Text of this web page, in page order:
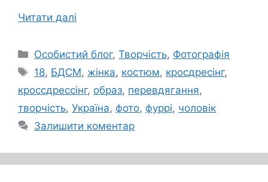
Читати далі
Категорії
Особистий блог,Творчість, Фотографія
Позначки
18, БДСМ, жінка, костюм, кросдресінг,
кроссдрессінг, образ, перевдягання,
творчість, Україна, фото, фуррі, чоловік
Залишити коментар